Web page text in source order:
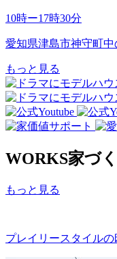
10時ー17時30分
愛知県津島市神守町
もっと見る
WORKS家づ
もっと見る
プレイリースタイルの